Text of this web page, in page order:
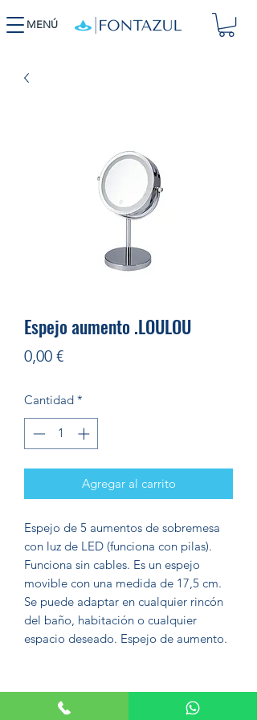
MENÚ
Espejo aumento .LOULOU
0,00 €Precio
Cantidad *
Agregar al carrito
Espejo de 5 aumentos de sobremesa
con luz de LED (funciona con pilas).
Funciona sin cables. Es un espejo
movible con una medida de 17,5 cm.
Se puede adaptar en cualquier rincón
del baño, habitación o cualquier
espacio deseado. Espejo de aumento.